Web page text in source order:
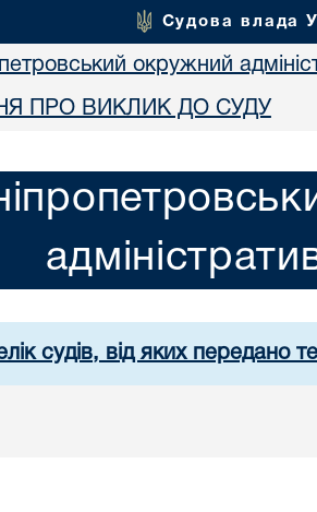
Судова влада
окружний
ПРО ВИКЛИК ДО СУДУ
судів, від яких передано